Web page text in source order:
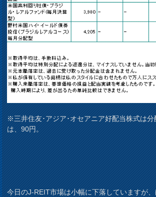
※三井住友･アジア･オセアニア好配当株式は
は、90円。
今日のJ-REIT市場は小幅に下落していますが